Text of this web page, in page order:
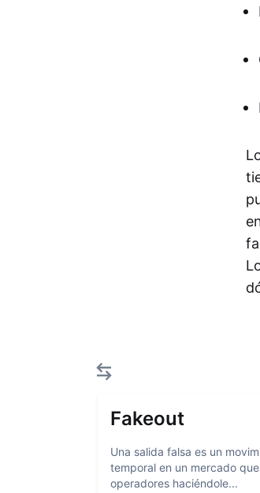
Fakeout
Una salida falsa es un
temporal en un mercado
operadores haciéndole...